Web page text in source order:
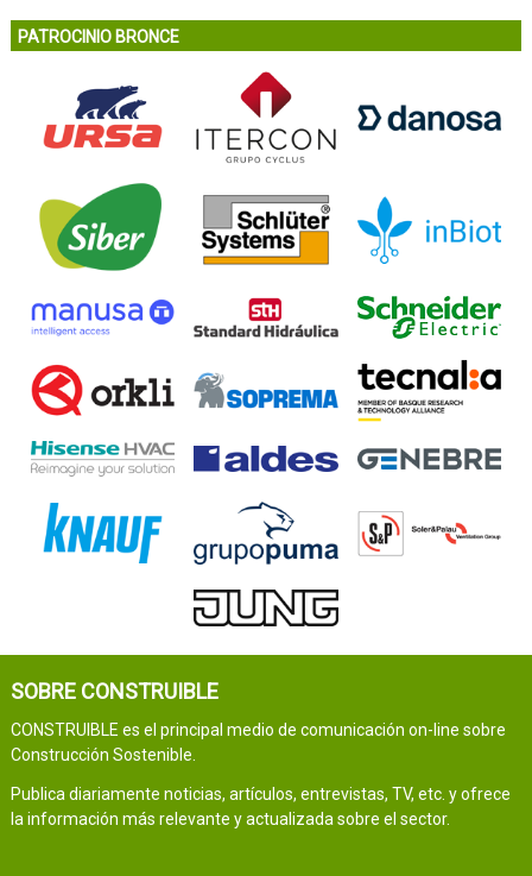
PATROCINIO BRONCE
SOBRE CONSTRUIBLE
CONSTRUIBLE es el principal medio de comunicación on-line sobre
Construcción Sostenible.
Publica diariamente noticias, artículos, entrevistas, TV, etc. y ofrece
la información más relevante y actualizada sobre el sector.